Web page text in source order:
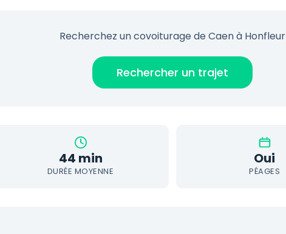
Recherchez un covoiturage de Caen à Honfleur
Rechercher un trajet
44 min
DURÉE MOYENNE
Oui
PÉAGES